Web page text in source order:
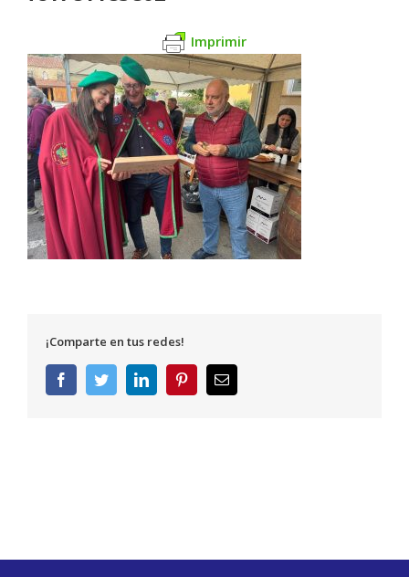
Imprimir
¡Comparte en tus redes!
FacebookTwitterLinkedInPinterestCorreo
electrónico